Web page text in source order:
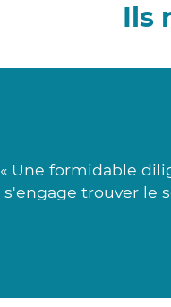
Ils
« Une formidable
s'engage trouver le